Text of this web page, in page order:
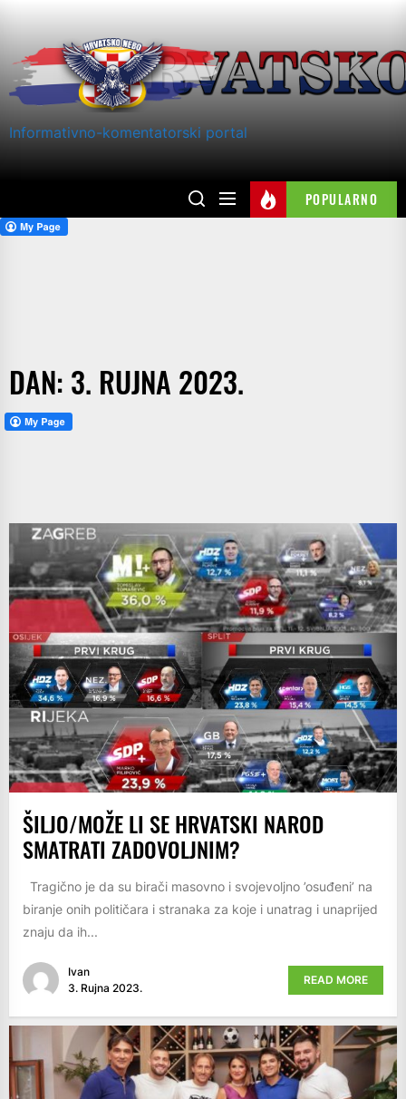
content
Informativno-komentatorski portal
POPULARNO
DAN: 3. RUJNA 2023.
ŠILJO/MOŽE LI SE HRVATSKI NAROD
SMATRATI ZADOVOLJNIM?
Tragično je da su birači masovno i svojevoljno ’osuđeni’ na
biranje onih političara i stranaka za koje i unatrag i unaprijed
znaju da ih...
Ivan
3. Rujna 2023.
READ MORE